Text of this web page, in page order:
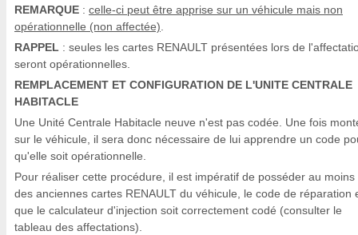
REMARQUE : celle-ci peut être apprise sur un véhicule mais non
opérationnelle (non affectée)
RAPPEL : seules les cartes RENAULT présentées lors de
seront opérationnelles.
REMPLACEMENT ET CONFIGURATION DE L'UNITE CENTRALE
HABITACLE
Une Unité Centrale Habitacle neuve n'est pas codée. Une fois
sur le véhicule, il sera donc nécessaire de lui apprendre un code
qu'elle soit opérationnelle.
Pour réaliser cette procédure, il est impératif de posséder au moins
des anciennes cartes RENAULT du véhicule, le code de réparation
que le calculateur d'injection soit correctement codé (consulter le
tableau des affectations).